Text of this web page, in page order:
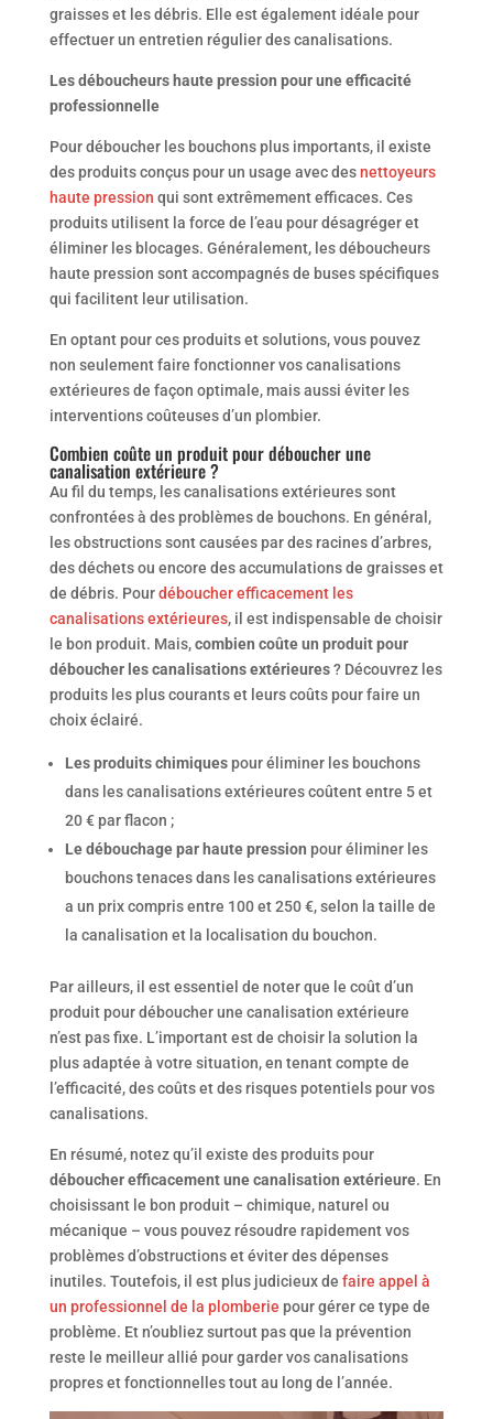
graisses et les débris. Elle est également idéale pour
effectuer un entretien régulier des canalisations.
Les déboucheurs haute pression pour une efficacité
professionnelle
Pour déboucher les bouchons plus importants, il existe
des produits conçus pour un usage avec desnettoyeurs
haute pression qui sont extrêmement efficaces. Ces
produits utilisent la force de l’eau pour désagréger et
éliminer les blocages. Généralement, les déboucheurs
haute pression sont accompagnés de buses spécifiques
qui facilitent leur utilisation.
En optant pour ces produits et solutions, vous pouvez
non seulement faire fonctionner vos canalisations
extérieures de façon optimale, mais aussi éviter les
interventions coûteuses d’un plombier.
Combien coûte un produit pour déboucher une
canalisation extérieure ?
Au fil du temps, les canalisations extérieures sont
confrontées à des problèmes de bouchons. En général,
les obstructions sont causées par des racines d’arbres,
des déchets ou encore des accumulations de graisses et
de débris. Pourdéboucher efficacement les
canalisations extérieures, il est indispensable de choisir
le bon produit. Mais,combien coûte un produit pour
déboucher les canalisations extérieures? Découvrez les
produits les plus courants et leurs coûts pour faire un
choix éclairé.
Lesproduits chimiquespour éliminer les bouchons
dans les canalisations extérieures coûtent entre 5 et
20 € par flacon ;
Le débouchage par haute pression pour éliminer les
bouchons tenaces dans les canalisations extérieures
a un prix compris entre 100 et 250 €, selon la taille de
la canalisation et la localisation du bouchon.
Par ailleurs, il est essentiel de noter que le coût d’un
produit pour déboucher une canalisation extérieure
n’est pas fixe. L’important est de choisir la solution la
plus adaptée à votre situation, en tenant compte de
l’efficacité, des coûts et des risques potentiels pour vos
canalisations.
En résumé, notez qu’il existe des produits pour
déboucherefficacementune canalisation extérieure. En
choisissant le bon produit – chimique, naturel ou
mécanique – vous pouvez résoudre rapidement vos
problèmes d’obstructions et éviter des dépenses
inutiles. Toutefois, il est plus judicieux de faire appel à
un professionnel de la plomberie pour gérer ce type de
problème. Et n’oubliez surtout pas que la prévention
reste le meilleur allié pour garder vos canalisations
propres et fonctionnelles tout au long de l’année.